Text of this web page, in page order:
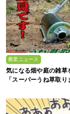
農業ニュース
気になる畑や庭の雑草
「スーパーうね草取り